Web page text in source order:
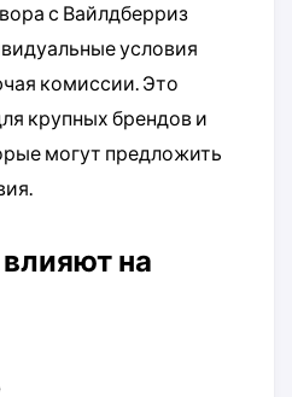
с Вайлдберриз
условия
комиссии. Это
крупных брендов и
могут предложить
на